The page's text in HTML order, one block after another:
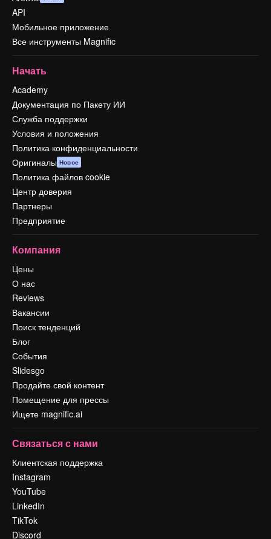
API
Мобильное приложение
Все инструменты Magnific
Начать
Academy
Документация по Пакету ИИ
Служба поддержки
Условия и положения
Политика конфиденциальности
Оригиналы Новое
Политика файлов cookie
Центр доверия
Партнеры
Предприятие
Компания
Цены
О нас
Reviews
Вакансии
Поиск тенденций
Блог
События
Slidesgo
Продайте свой контент
Помещение для прессы
Ищете magnific.ai
Связаться с нами
Клиентская поддержка
Instagram
YouTube
LinkedIn
TikTok
Discord